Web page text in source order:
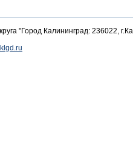
"Город Калининград: 236022,